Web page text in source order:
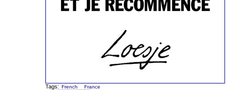
Tags: French France